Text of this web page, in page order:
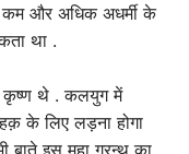
कम और अधिक अधर्मी के
था .
कृष्ण थे . कलयुग में
के लिए लड़ना होगा